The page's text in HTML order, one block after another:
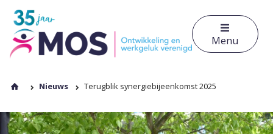
Menu
Nieuws Terugblik synergiebijeenkomst 2025